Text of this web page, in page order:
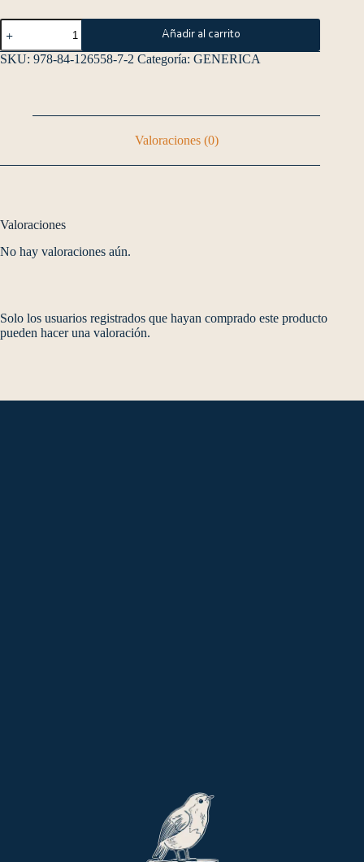
Añadir al carrito
SKU: 978-84-126558-7-2 Categoría: GENERICA
Valoraciones (0)
Valoraciones
No hay valoraciones aún.
Solo los usuarios registrados que hayan comprado este producto
pueden hacer una valoración.